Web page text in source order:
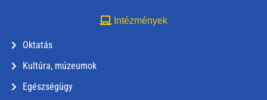
Intézmények
Oktatás
Kultúra, múzeumok
Egészségügy